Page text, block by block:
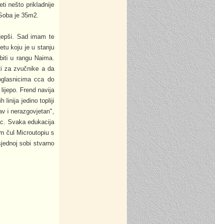
nešto prikladnije
je 35m2.
Sad imam te
koju je u stanju
u rangu Naima.
za zvučnike a da
cca do
Frend navija
linija jedino topliji
i nerazgovjetan",
Svaka edukacija
čul Microutopiu s
sobi stvarno